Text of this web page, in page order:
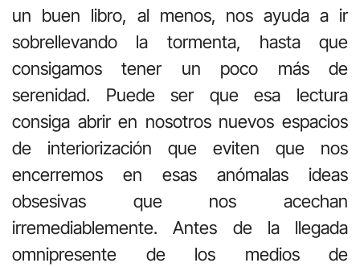
un buen libro, al menos, nos ayuda a ir
sobrellevando la tormenta, hasta que
consigamos tener un poco más de
serenidad. Puede ser que esa lectura
consiga abrir en nosotros nuevos espacios
de interiorización que eviten que nos
encerremos en esas anómalas ideas
obsesivas que nos acechan
irremediablemente. Antes de la llegada
omnipresente de los medios de